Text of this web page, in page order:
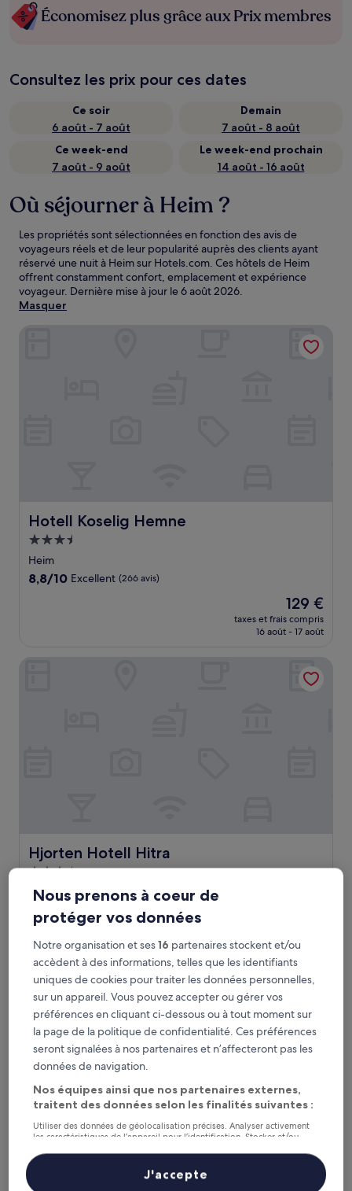
Économisez plus grâce aux Prix membres
Consultez les prix pour ces dates
Ce soir
6 août - 7 août
Demain
7 août - 8 août
Ce week-end
7 août - 9 août
Le week-end prochain
14 août - 16 août
Où séjourner à Heim ?
Les propriétés sont sélectionnées en fonction des avis de
voyageurs réels et de leur popularité auprès des clients ayant
réservé une nuit à Heim sur Hotels.com. Ces hôtels de Heim
offrent constamment confort, emplacement et expérience
voyageur. Dernière mise à jour le6 août 2026.
Masquer
Hotell Koselig Hemne
Hotell Koselig Hemne
Hébergement
3.5 étoiles
Heim
8.8
8,8/10 Excellent (266 avis)
Le
nouveau
prix
de
129 €
129 €
taxes et frais compris
16 août - 17 août
Hjorten Hotell Hitra
Hjorten Hotell Hitra
Hébergement
3.5 étoiles
Hitra
sur
Merveilleux,
(327 avis)
9,2/10 Merveilleux (327 avis)
nouveau
prix
est
154 €
taxes et frais compris
7 août - 8 août
Frich´s Hotel Surnadal
Frich´s Hotel Surnadal
Frich´s Hotel Surnadal
Nous prenons à coeur de
protéger vos données
Notre organisation et ses16 partenaires stockent et/ou
accèdent à des informations, telles que les identifiants
uniques de cookies pour traiter les données personnelles,
sur un appareil. Vous pouvez accepter ou gérer vos
préférences en cliquant ci-dessous ou à tout moment sur
la page de la politique de confidentialité. Ces préférences
seront signalées à nos partenaires et n’affecteront pas les
données de navigation.
Nos équipes ainsi que nos partenaires externes,
traitent des données selon les finalités suivantes :
Utiliser des données de géolocalisation précises. Analyser activement
les caractéristiques de l’appareil pour l’identification. Stocker et/ou
personnalisés, mesure de performance des publicités et du contenu,
études d’audience et développement de services.
Liste de nos partenaires (fournisseurs)
J'accepte